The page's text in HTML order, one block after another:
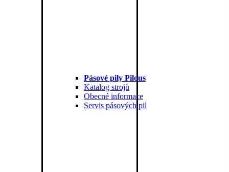
Pásové pily Pilous
Katalog strojů
Obecné informace
Servis pásových pil